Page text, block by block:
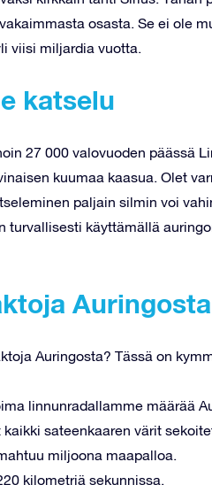
osasta. Se ei ole
viisi miljardia vuotta.
katselu
27 000 valovuoden päässä
kuumaa kaasua. Olet
paljain silmin voi
turvallisesti käyttämällä
Auringosta
Auringosta? Tässä on
linnunradallamme määrää
sateenkaaren värit
miljoona maapalloa.
kilometriä sekunnissa.